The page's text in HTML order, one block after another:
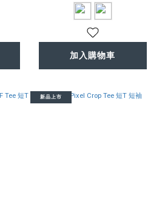
加入購物車
新品上市